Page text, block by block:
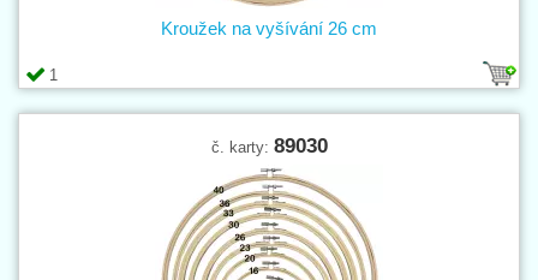
1
Kroužek na vyšívání 26 cm
č. karty: 89030